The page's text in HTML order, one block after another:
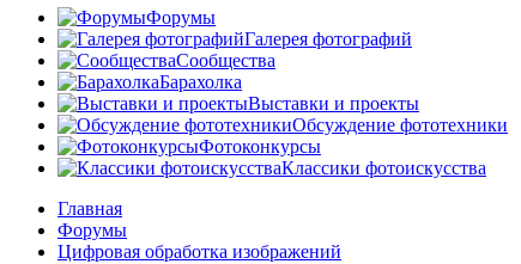
Форумы
Галерея фотографий
Сообщества
Барахолка
Выставки и проекты
Обсуждение фототехники
Фотоконкурсы
Классики фотоискусства
Главная
Форумы
Цифровая обработка изображений